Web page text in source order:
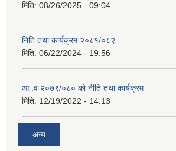
मिति: 08/26/2025 - 09:04
निति तथा कार्यक्रम २०८१/०८२
मिति: 06/22/2024 - 19:56
आ .व २०७९/०८० को नीति तथा कार्यक्रम
मिति: 12/19/2022 - 14:13
अन्य